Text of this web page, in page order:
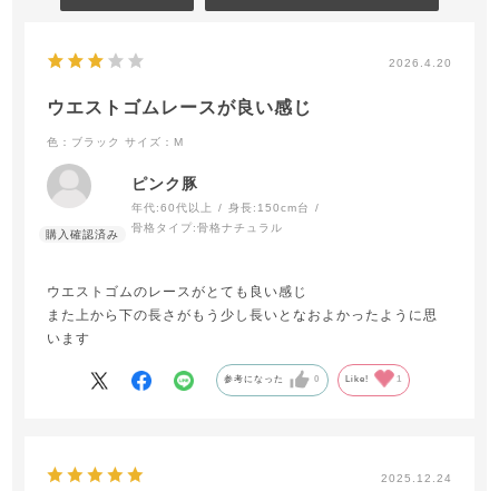
2026.4.20
ウエストゴムレースが良い感じ
色：ブラック サイズ：M
ピンク豚
年代:60代以上 身長: 150cm台
骨格タイプ:骨格ナチュラル
ウエストゴムのレースがとても良い感じ
また上から下の長さがもう少し長いとなおよかったように思
います
参考になった 0 Like! 1
2025.12.24